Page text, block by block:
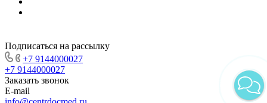
Подписаться на рассылку
+7 9144000027
+7 9144000027
Заказать звонок
E-mail